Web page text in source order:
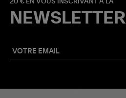
20 € EN VOUS INSCRIVANT À LA
NEWSLETTER